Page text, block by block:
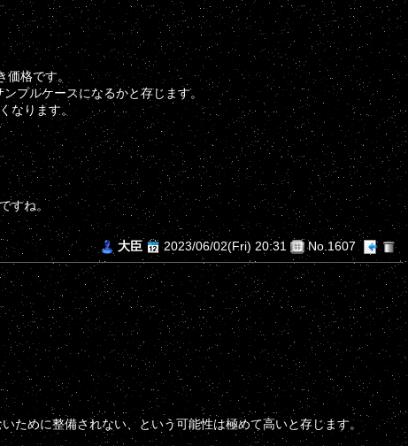
価格です。
プルケースになるかと存じます。
なります。
すね。
大臣
2023/06/02(Fri) 20:31 No.1607
ために整備されない、という可能性は極めて高いと存じます。